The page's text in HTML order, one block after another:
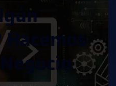
GÚN
H AC M
N EGO CI